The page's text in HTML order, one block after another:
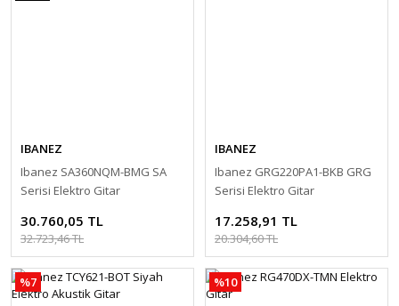
IBANEZ
Ibanez SA360NQM-BMG SA
Serisi Elektro Gitar
30.760,05 TL
32.723,46 TL
IBANEZ
Ibanez GRG220PA1-BKB GRG
Serisi Elektro Gitar
17.258,91 TL
20.304,60 TL
%7 %10